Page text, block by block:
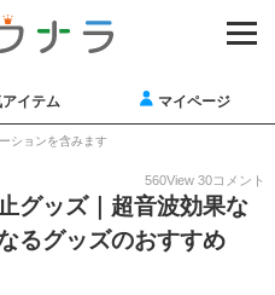
アイテム マイページ
ションを含みます
560View 30コメント
グッズ｜超音波効果な
るグッズのおすすめ